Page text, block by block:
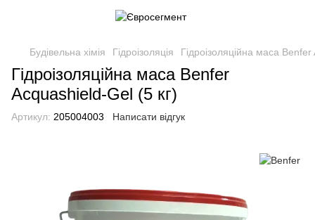
Будівельна хімія Гідроізоляція Гідроізоляційна маса
Гідроізоляційна маса Benfer
Acquashield-Gel (5 кг)
Артикул: 205004003 Написати відгук